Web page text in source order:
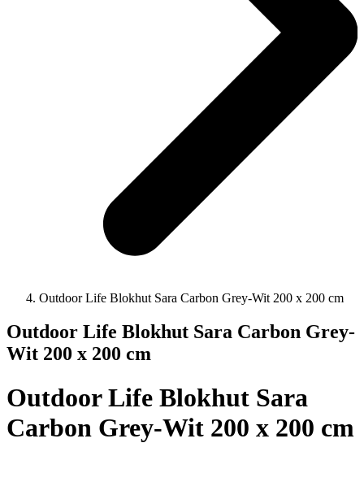
Outdoor Life Blokhut Sara Carbon Grey-Wit 200 x 200 cm
Outdoor Life Blokhut Sara Carbon Grey-
Wit 200 x 200 cm
Outdoor Life Blokhut Sara
Carbon Grey-Wit 200 x 200 cm